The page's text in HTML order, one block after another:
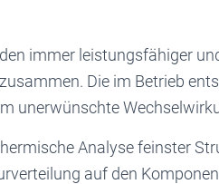
immer leistungsfähiger
Die im Betrieb
unerwünschte
Analyse feinster
auf den